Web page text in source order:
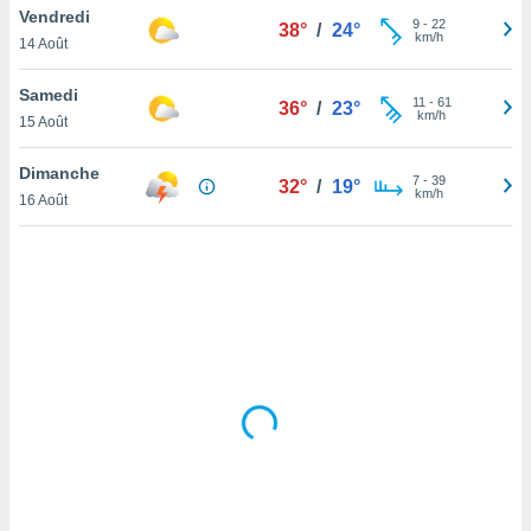
en
de
Vendredi
14 Août
38° / 24° 9- 22
km/h
Samedi
15 Août
36° / 23° 11 - 61
km/h
Dimanche
16 Août
32° / 19° 7- 39
km/h